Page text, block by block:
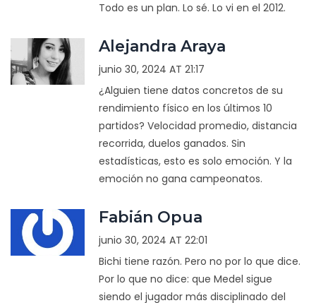
Todo es un plan. Lo sé. Lo vi en el 2012.
Alejandra Araya
junio 30, 2024 AT 21:17
¿Alguien tiene datos concretos de su
rendimiento físico en los últimos 10
partidos? Velocidad promedio, distancia
recorrida, duelos ganados. Sin
estadísticas, esto es solo emoción. Y la
emoción no gana campeonatos.
Fabián Opua
junio 30, 2024 AT 22:01
Bichi tiene razón. Pero no por lo que dice.
Por lo que no dice: que Medel sigue
siendo el jugador más disciplinado del